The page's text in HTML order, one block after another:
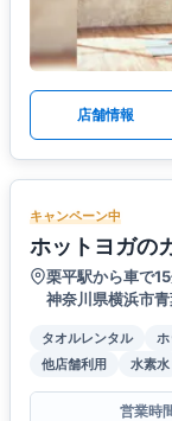
店舗情報
キャンペーン中
ホットヨガの
栗平駅から車で
神奈川県横浜市
タオルレンタル
他店舗利用
水素水
営業時